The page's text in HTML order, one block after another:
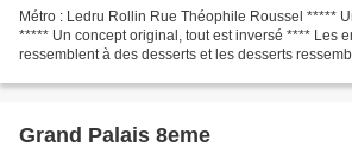
Métro : Ledru Rollin Rue Théophile Roussel *****
***** Un concept original, tout est inversé **** Les
ressemblent à des desserts et les desserts
Grand Palais 8eme